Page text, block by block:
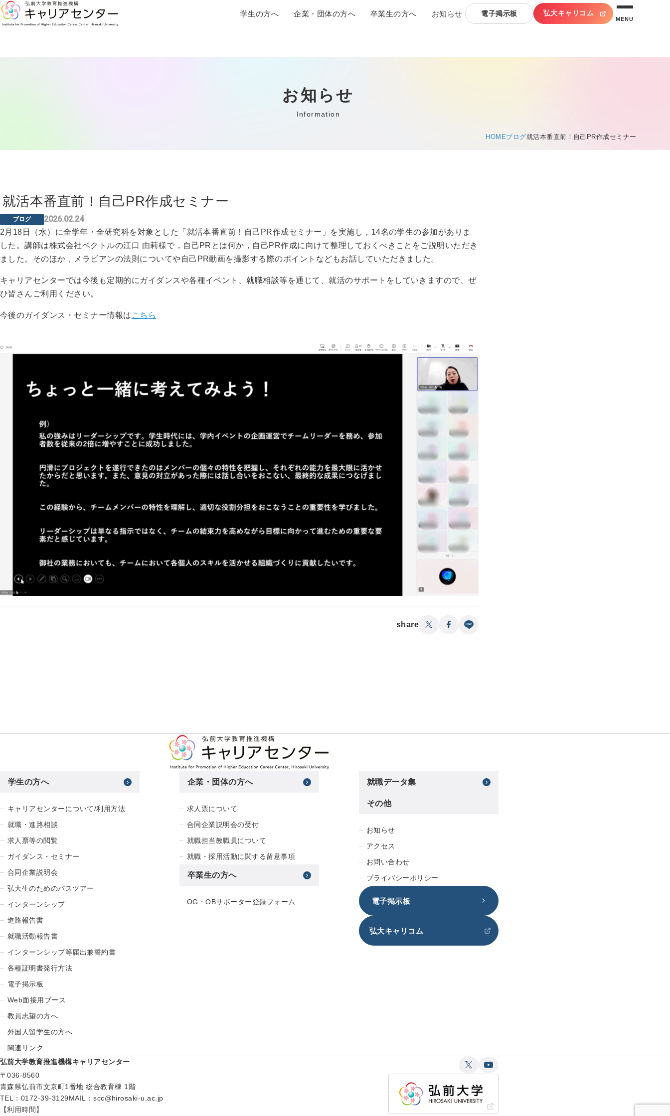
学生の方へ 企業・団体の方へ 卒業生の方へ お知らせ 電子掲示板 弘大キャリコム
MENU
お知らせ
Information
HOMEブログ就活本番直前！自己PR作成セミナー
就活本番直前！自己PR作成セミナー
ブログ 2026.02.24
2月18日（水）に全学年・全研究科を対象とした「就活本番直前！自己PR作成セミナー」を実施し，14名の学生の参加がありま
した。講師は株式会社ベクトルの江口 由莉様で，自己PRとは何か，自己PR作成に向けて整理しておくべきことをご説明いただき
ました。そのほか，メラビアンの法則についてや自己PR動画を撮影する際のポイントなどもお話していただきました。
キャリアセンターでは今後も定期的にガイダンスや各種イベント、就職相談等を通じて、就活のサポートをしていきますので、ぜ
ひ皆さんご利用ください。
今後のガイダンス・セミナー情報は こちら
share
学生の方へ
キャリアセンターについて/利用方法
就職・進路相談
求人票等の閲覧
ガイダンス・セミナー
合同企業説明会
弘大生のためのバスツアー
インターンシップ
進路報告書
就職活動報告書
インターンシップ等届出兼誓約書
各種証明書発行方法
電子掲示板
Web面接用ブース
教員志望の方へ
外国人留学生の方へ
関連リンク
企業・団体の方へ
求人票について
合同企業説明会の受付
就職担当教職員について
就職・採用活動に関する留意事項
卒業生の方へ
OG・OBサポーター登録フォーム
就職データ集
その他
お知らせ
アクセス
お問い合わせ
プライバシーポリシー
電子掲示板
弘大キャリコム
弘前大学教育推進機構キャリアセンター
〒036-8560
青森県弘前市文京町1番地 総合教育棟 1階
TEL：0172-39-3129MAIL：scc@hirosaki-u.ac.jp
【利用時間】